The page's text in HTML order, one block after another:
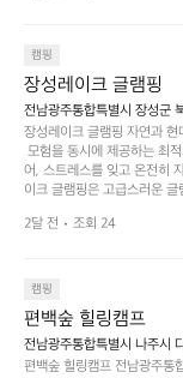
으며 깊은 숙면을 취할 수 있
다채로운 야외 활동을 제공
되어 있어 부모님들과 함께
리를 탐험하는 재미도 포레스
적으로 재방문하는 이들이 많
핑 그 이상을 제공하며, 자연
잡았습니다.  인기 정도:
캠핑
장성레이크 글램핑
전남광주통합특별시 장성군
장성레이크 글램핑 자연과
모험을 동시에 제공하는 최
어, 스트레스를 잊고 온전히
이크 글램핑은 고급스러운
오면 사치스러운 휴식이 가
한 사람과 함께 따뜻한 이야
을 창출하는 시간이 될 것입
티와 지역에서 나는 신선한
장성레이크 글램핑은 그 아
주목받고 있는 캠핑장 중 하
미리 일정을 계획하시는 것
2달 전 조회 24
캠핑
편백숲 힐링캠프
전남광주통합특별시 나주시
편백숲 힐링캠프 전남광주통